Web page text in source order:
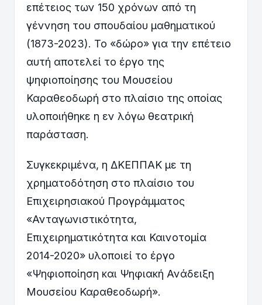
επέτειος των 150 χρόνων από τη
γέννηση του σπουδαίου μαθηματικού
(1873-2023). Το «δώρο» για την επέτειο
αυτή αποτελεί το έργο της
ψηφιοποίησης του Μουσείου
Καραθεοδωρή στο πλαίσιο της οποίας
υλοποιήθηκε η εν λόγω θεατρική
παράσταση.
Συγκεκριμένα, η ΔΚΕΠΠΑΚ με τη
χρηματοδότηση στο πλαίσιο του
Επιχειρησιακού Προγράμματος
«Ανταγωνιστικότητα,
Επιχειρηματικότητα και Καινοτομία
2014-2020» υλοποιεί το έργο
«Ψηφιοποίηση και Ψηφιακή Ανάδειξη
Μουσείου Καραθεοδωρή».